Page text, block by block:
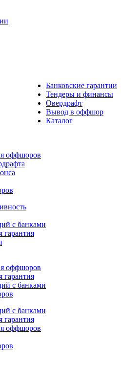
Банковские гарантии
Тендеры и финансы
Овердрафт
Вывод в оффшор
Каталог
оффшоров
с банками
гарантия
оффшоров
гарантия
с банками
с банками
гарантия
оффшоров